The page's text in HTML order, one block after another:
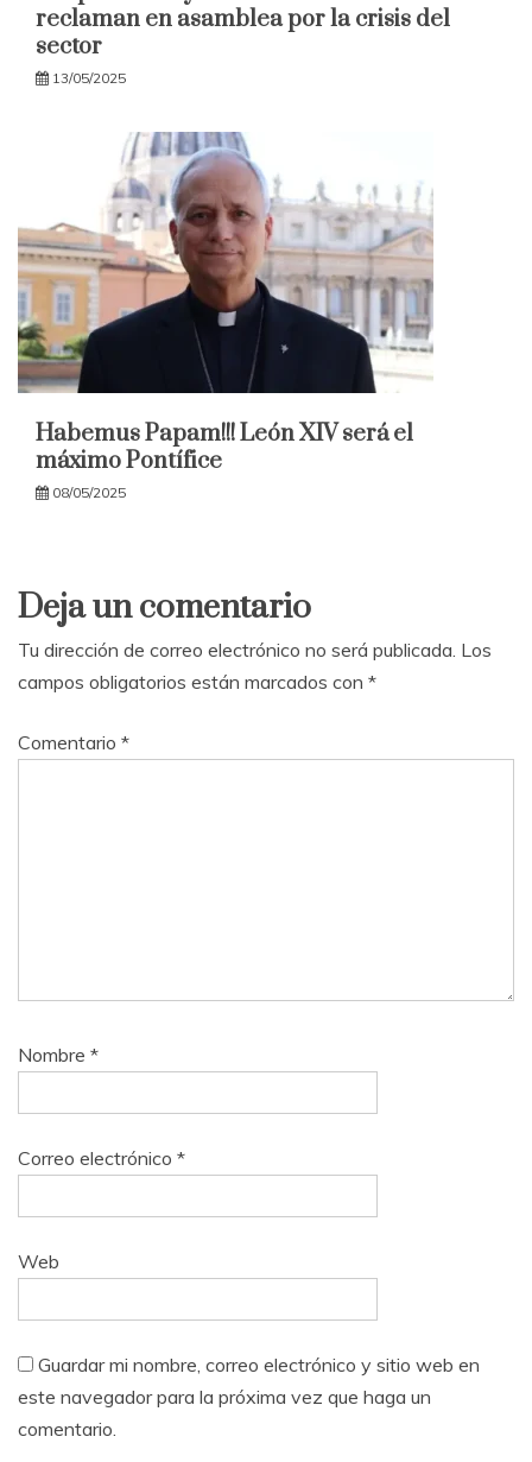
reclaman en asamblea por la crisis del
sector
13/05/2025
Habemus Papam!!! León XIV será el
máximo Pontífice
08/05/2025
Deja un comentario
Tu dirección de correo electrónico no será publicada. Los
campos obligatorios están marcados con *
Comentario *
Nombre *
Correo electrónico *
Web
Guardar mi nombre, correo electrónico y sitio web en
este navegador para la próxima vez que haga un
comentario.